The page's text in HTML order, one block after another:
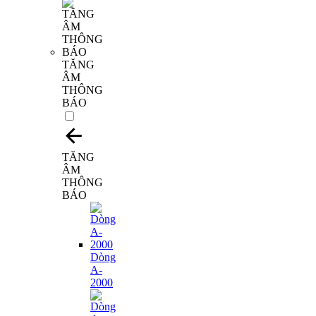
TĂNG
ÂM
THÔNG
BÁO
TĂNG
ÂM
THÔNG
BÁO
Dòng
A-
2000